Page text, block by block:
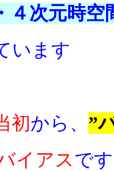
４次元時空
います
初から、 ”
イアスで